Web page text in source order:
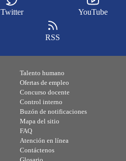
Twitter YouTube
RSS
Talento humano
Ofertas de empleo
Concurso docente
Control interno
Buzón de notificaciones
Mapa del sitio
FAQ
Atención en línea
Contáctenos